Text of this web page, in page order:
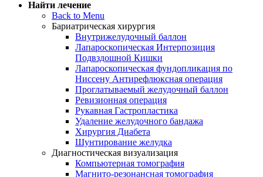
Найти лечение
Back to Menu
Бариатрическая хирургия
Внутрижелудочный баллон
Лапароскопическая Интерпозиция
Подвздошной Кишки
Лапароскопическая фундопликация по
Ниссену Антирефлюксная операция
Проглатываемый желудочный баллон
Ревизионная операция
Рукавная Гастропластика
Удаление желудочного бандажа
Хирургия Диабета
Шунтирование желудка
Диагностическая визуализация
Компьютерная томография
Магнито-резонансная томография